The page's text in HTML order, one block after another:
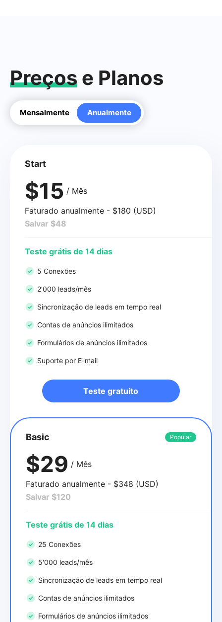
Preços e Planos
Mensalmente Anualmente
Start
$15 / Mês
Faturado anualmente - $180 (USD)
Salvar $48
Teste grátis de 14 dias
5 Conexões
2'000 leads/mês
Sincronização de leads em tempo real
Contas de anúncios ilimitados
Formulários de anúncios ilimitados
Suporte por E-mail
Teste gratuito
Basic Popular
$29 / Mês
Faturado anualmente - $348 (USD)
Salvar $120
Teste grátis de 14 dias
25 Conexões
5'000 leads/mês
Sincronização de leads em tempo real
Contas de anúncios ilimitados
Formulários de anúncios ilimitados